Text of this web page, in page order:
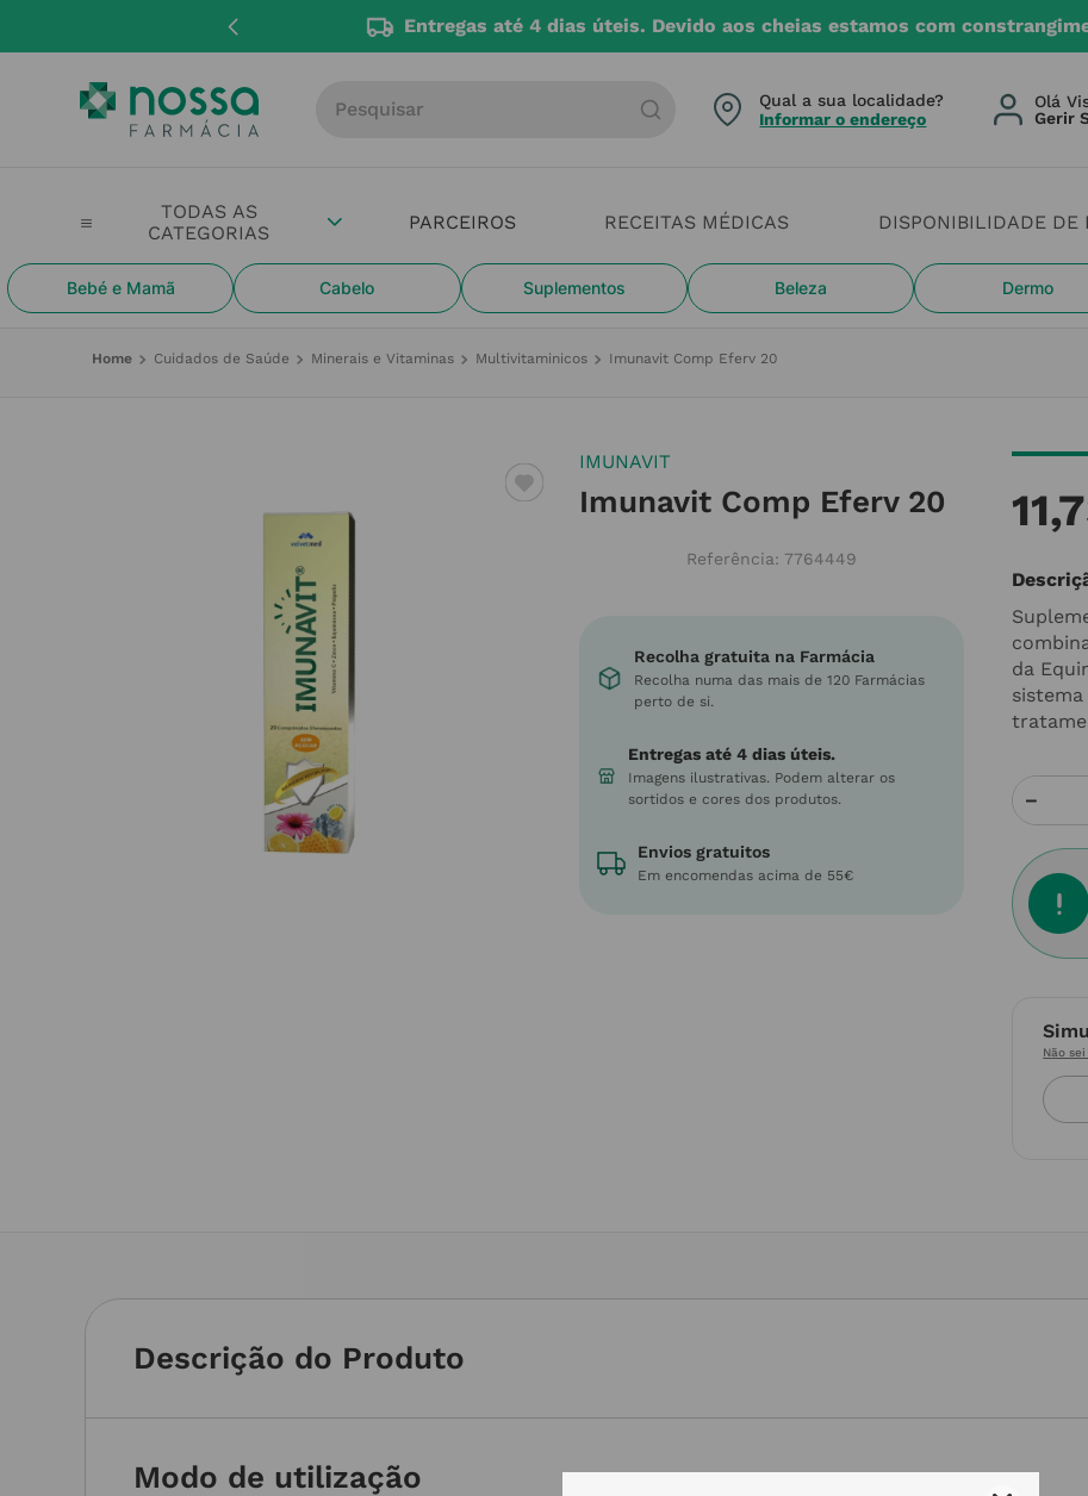
Entregas até 4 dias úteis. Devido aos cheias estamos com
PARCEIROS RECEITAS MÉDICAS DISPONIBILIDADE DE
Bebé e Mamã Cabelo Suplementos Beleza Dermo
Qual a sua localidade?
Informar o endereço
Olá
Cuidados de Saúde Minerais e Vitaminas Multivitaminicos Imunavit Comp Eferv 20
IMUNAVIT
Imunavit Comp Eferv 20
Referência: 7764449
Recolha gratuita na Farmácia
Recolha numa das mais de 120 Farmácias
perto de si.
Entregas até 4 dias úteis.
Imagens ilustrativas. Podem alterar os
sortidos e cores dos produtos.
Envios gratuitos
Em encomendas acima de 55€
11,
da
－
Não
Descrição do Produto
Modo de utilização